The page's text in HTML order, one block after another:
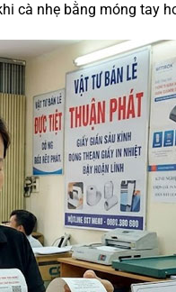
cà nhẹ bằng móng tay